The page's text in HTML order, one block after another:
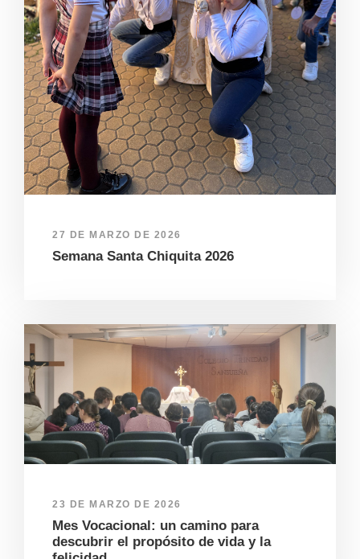
27 DE MARZO DE 2026
Semana Santa Chiquita 2026
23 DE MARZO DE 2026
Mes Vocacional: un camino para
descubrir el propósito de vida y la